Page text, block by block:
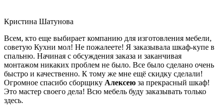
Кристина Шатунова
Всем, кто еще выбирает компанию для изготовления мебели,
советую Кухни мол! Не пожалеете! Я заказывала шкаф-купе в
спальню. Начиная с обсуждения заказа и заканчивая
монтажом никаких проблем не было. Все было сделано очень
быстро и качественно. К тому же мне ещё скидку сделали!
Огромное спасибо сборщику Алексею за прекрасный шкаф!
Это мастер своего дела! Всю мебель буду заказывать только
здесь.